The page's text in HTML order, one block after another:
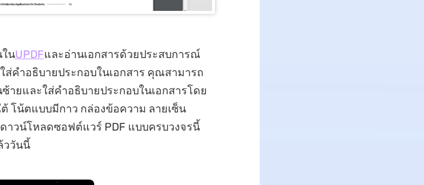
นUPDFและอ่านเอกสารด้วยประสบการณ์
คำอธิบายประกอบในเอกสาร คุณสามารถ
ายและใส่คำอธิบายประกอบในเอกสารโดย
โน้ตแบบมีกาว กล่องข้อความ ลายเซ็น
วน์โหลดซอฟต์แวร์ PDF แบบครบวงจรนี้
ววันนี้